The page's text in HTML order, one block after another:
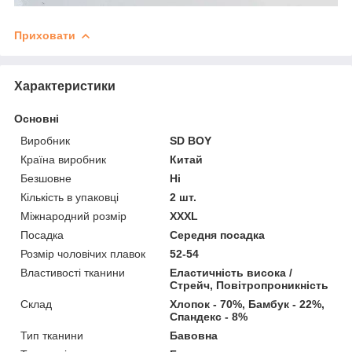
Приховати
Характеристики
Основні
Виробник
SD BOY
Країна виробник
Китай
Безшовне
Ні
Кількість в упаковці
2 шт.
Міжнародний розмір
XXXL
Посадка
Середня посадка
Розмір чоловічих плавок
52-54
Властивості тканини
Еластичність висока /
Стрейч, Повітропроникність
Склад
Хлопок - 70%, Бамбук - 22%,
Спандекс - 8%
Тип тканини
Бавовна